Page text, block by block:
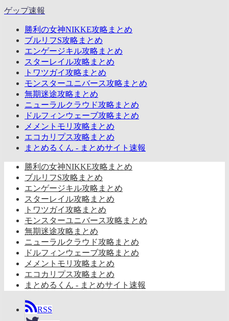
ゲップ速報
勝利の女神NIKKE攻略まとめ
ブルリフS攻略まとめ
エンゲージキル攻略まとめ
スターレイル攻略まとめ
トワツガイ攻略まとめ
モンスターユニバース攻略まとめ
無期迷途攻略まとめ
ニューラルクラウド攻略まとめ
ドルフィンウェーブ攻略まとめ
メメントモリ攻略まとめ
エコカリプス攻略まとめ
まとめるくん - まとめサイト速報
勝利の女神NIKKE攻略まとめ
ブルリフS攻略まとめ
エンゲージキル攻略まとめ
スターレイル攻略まとめ
トワツガイ攻略まとめ
モンスターユニバース攻略まとめ
無期迷途攻略まとめ
ニューラルクラウド攻略まとめ
ドルフィンウェーブ攻略まとめ
メメントモリ攻略まとめ
エコカリプス攻略まとめ
まとめるくん - まとめサイト速報
RSS